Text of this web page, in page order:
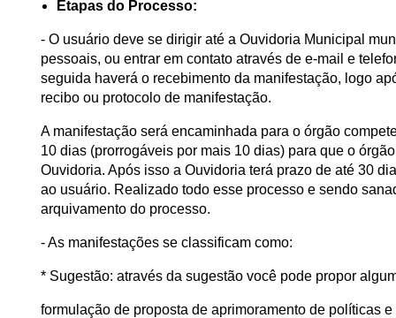
Etapas do Processo:
- O usuário deve se dirigir até a Ouvidoria Municipal
pessoais, ou entrar em contato através de e-mail e
seguida haverá o recebimento da manifestação, logo
recibo ou protocolo de manifestação.
A manifestação será encaminhada para o órgão
10 dias (prorrogáveis por mais 10 dias) para que o
Ouvidoria. Após isso a Ouvidoria terá prazo de até 30
ao usuário. Realizado todo esse processo e sendo
arquivamento do processo.
- As manifestações se classificam como:
* Sugestão: através da sugestão você pode propor
formulação de proposta de aprimoramento de políticas